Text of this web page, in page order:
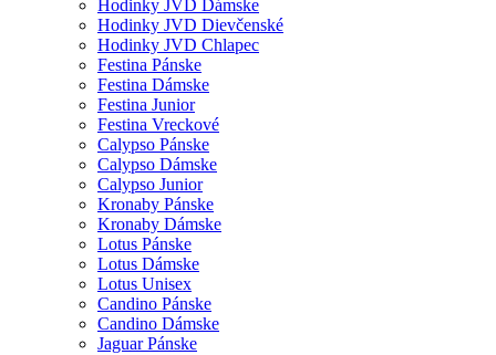
Hodinky JVD Dámske
Hodinky JVD Dievčenské
Hodinky JVD Chlapec
Festina Pánske
Festina Dámske
Festina Junior
Festina Vreckové
Calypso Pánske
Calypso Dámske
Calypso Junior
Kronaby Pánske
Kronaby Dámske
Lotus Pánske
Lotus Dámske
Lotus Unisex
Candino Pánske
Candino Dámske
Jaguar Pánske